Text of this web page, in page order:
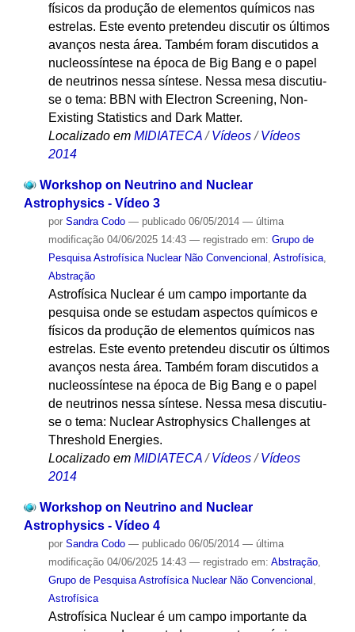
físicos da produção de elementos químicos nas
estrelas. Este evento pretendeu discutir os últimos
avanços nesta área. Também foram discutidos a
nucleossíntese na época de Big Bang e o papel
de neutrinos nessa síntese. Nessa mesa discutiu-
se o tema: BBN with Electron Screening, Non-
Existing Statistics and Dark Matter.
Localizado em MIDIATECA /Vídeos /Vídeos
2014
Workshop on Neutrino and Nuclear
Astrophysics - Vídeo 3
por Sandra Codo — publicado06/05/2014 — última
modificação04/06/2025 14:43 — registrado em: Grupo de
Pesquisa Astrofísica Nuclear Não Convencional , Astrofísica,
Abstração
Astrofísica Nuclear é um campo importante da
pesquisa onde se estudam aspectos químicos e
físicos da produção de elementos químicos nas
estrelas. Este evento pretendeu discutir os últimos
avanços nesta área. Também foram discutidos a
nucleossíntese na época de Big Bang e o papel
de neutrinos nessa síntese. Nessa mesa discutiu-
se o tema: Nuclear Astrophysics Challenges at
Threshold Energies.
Localizado em MIDIATECA /Vídeos /Vídeos
2014
Workshop on Neutrino and Nuclear
Astrophysics - Vídeo 4
por Sandra Codo — publicado06/05/2014 — última
modificação04/06/2025 14:43 — registrado em: Abstração,
Grupo de Pesquisa Astrofísica Nuclear Não Convencional
Astrofísica
Astrofísica Nuclear é um campo importante da